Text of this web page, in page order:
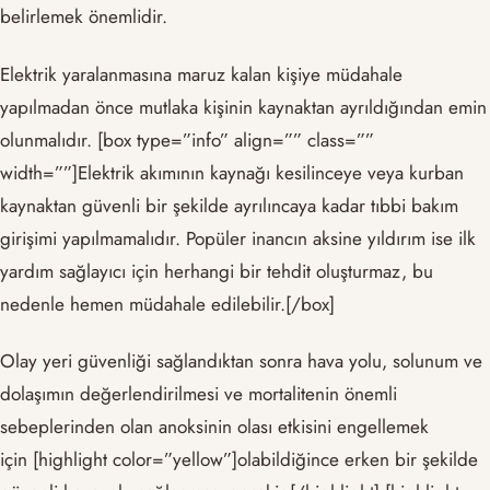
belirlemek önemlidir.
Elektrik yaralanmasına maruz kalan kişiye müdahale
yapılmadan önce mutlaka kişinin kaynaktan ayrıldığından emin
olunmalıdır. [box type=”info” align=”” class=””
width=””]Elektrik akımının kaynağı kesilinceye veya kurban
kaynaktan güvenli bir şekilde ayrılıncaya kadar tıbbi bakım
girişimi yapılmamalıdır. Popüler inancın aksine yıldırım ise ilk
yardım sağlayıcı için herhangi bir tehdit oluşturmaz, bu
nedenle hemen müdahale edilebilir.[/box]
Olay yeri güvenliği sağlandıktan sonra hava yolu, solunum ve
dolaşımın değerlendirilmesi ve mortalitenin önemli
sebeplerinden olan anoksinin olası etkisini engellemek
için [highlight color=”yellow”]olabildiğince erken bir şekilde